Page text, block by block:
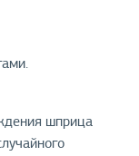
шприца